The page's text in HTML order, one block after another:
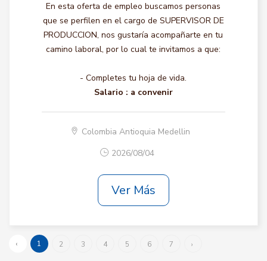
En esta oferta de empleo buscamos personas
que se perfilen en el cargo de SUPERVISOR DE
PRODUCCION, nos gustaría acompañarte en tu
camino laboral, por lo cual te invitamos a que:
- Completes tu hoja de vida.
Salario : a convenir
Colombia Antioquia Medellin
2026/08/04
Ver Más
‹ 1 2 3 4 5 6 7 ›